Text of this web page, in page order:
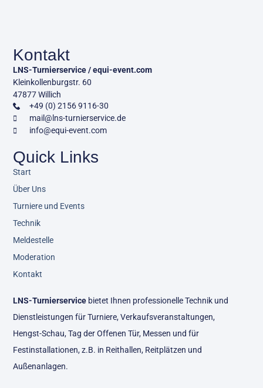
LNS-Turnierservice bietet Ihnen professionelle Technik und
Dienstleistungen für Turniere, Verkaufsveranstaltungen,
Hengst-Schau, Tag der Offenen Tür, Messen und für
Festinstallationen, z.B. in Reithallen, Reitplätzen und
Außenanlagen.
Quick Links
Start
Über Uns
Turniere und Events
Technik
Meldestelle
Moderation
Kontakt
Kontakt
LNS-Turnierservice / equi-event.com
Kleinkollenburgstr. 60
47877 Willich
+49 (0) 2156 9116-30
mail@lns-turnierservice.de
info@equi-event.com